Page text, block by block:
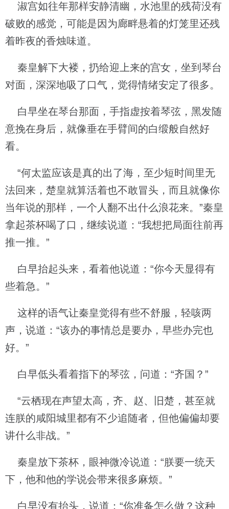
淑宫如往年那样安静清幽，水池里的残荷没有
破败的感觉，可能是因为廊畔悬着的灯笼里还残
着昨夜的香烛味道。
秦皇解下大褛，扔给迎上来的宫女，坐到琴台
对面，深深地吸了口气，觉得情绪安定了很多。
白早坐在琴台那面，手指虚按着琴弦，黑发随
意挽在身后，就像垂在手臂间的白缎般自然好
看。
“何太监应该是真的出了海，至少短时间里无
法回来，楚皇就算活着也不敢冒头，而且就像你
当年说的那样，一个人翻不出什么浪花来。”秦皇
拿起茶杯喝了口，继续说道：“我想把局面往前再
推一推。”
白早抬起头来，看着他说道：“你今天显得有
些着急。”
这样的语气让秦皇觉得有些不舒服，轻咳两
声，说道：“该办的事情总是要办，早些办完也
好。”
白早低头看着指下的琴弦，问道：“齐国？”
“云栖现在声望太高，齐、赵、旧楚，甚至就
连朕的咸阳城里都有不少追随者，但他偏偏却要
讲什么非战。”
秦皇放下茶杯，眼神微冷说道：“朕要一统天
下，他和他的学说会带来很多麻烦。”
白早没有抬头，说道：“你准备怎么做？这种